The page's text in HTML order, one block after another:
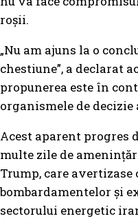
roșii.
„Nu am ajuns la o
chestiune”, a declarat
propunerea este în
organismele de decizie
Acest aparent progres
multe zile de
Trump, care avertizase
bombardamentelor și
sectorului energetic